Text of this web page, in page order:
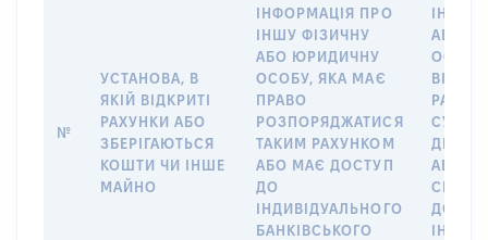
№
УСТАНОВА, В
ЯКІЙ ВІДКРИТІ
РАХУНКИ АБО
ЗБЕРІГАЮТЬСЯ
КОШТИ ЧИ ІНШЕ
МАЙНО
ІНФОРМАЦІЯ ПРО
ІНШУ ФІЗИЧНУ
АБО ЮРИДИЧНУ
ОСОБУ, ЯКА МАЄ
ПРАВО
РОЗПОРЯДЖАТИСЯ
ТАКИМ РАХУНКОМ
АБО МАЄ ДОСТУП
ДО
ІНДИВІДУАЛЬНОГО
БАНКІВСЬКОГО
ІНШУ
АБО
АБО
СІМ’Ї